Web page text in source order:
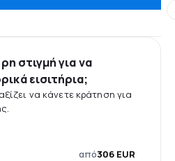
στιγμή για να
εισιτήρια;
να κάνετε κράτηση για
από306 EUR